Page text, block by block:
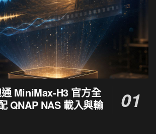
MiniMax-H3 官方全
QNAP NAS 載入與輸